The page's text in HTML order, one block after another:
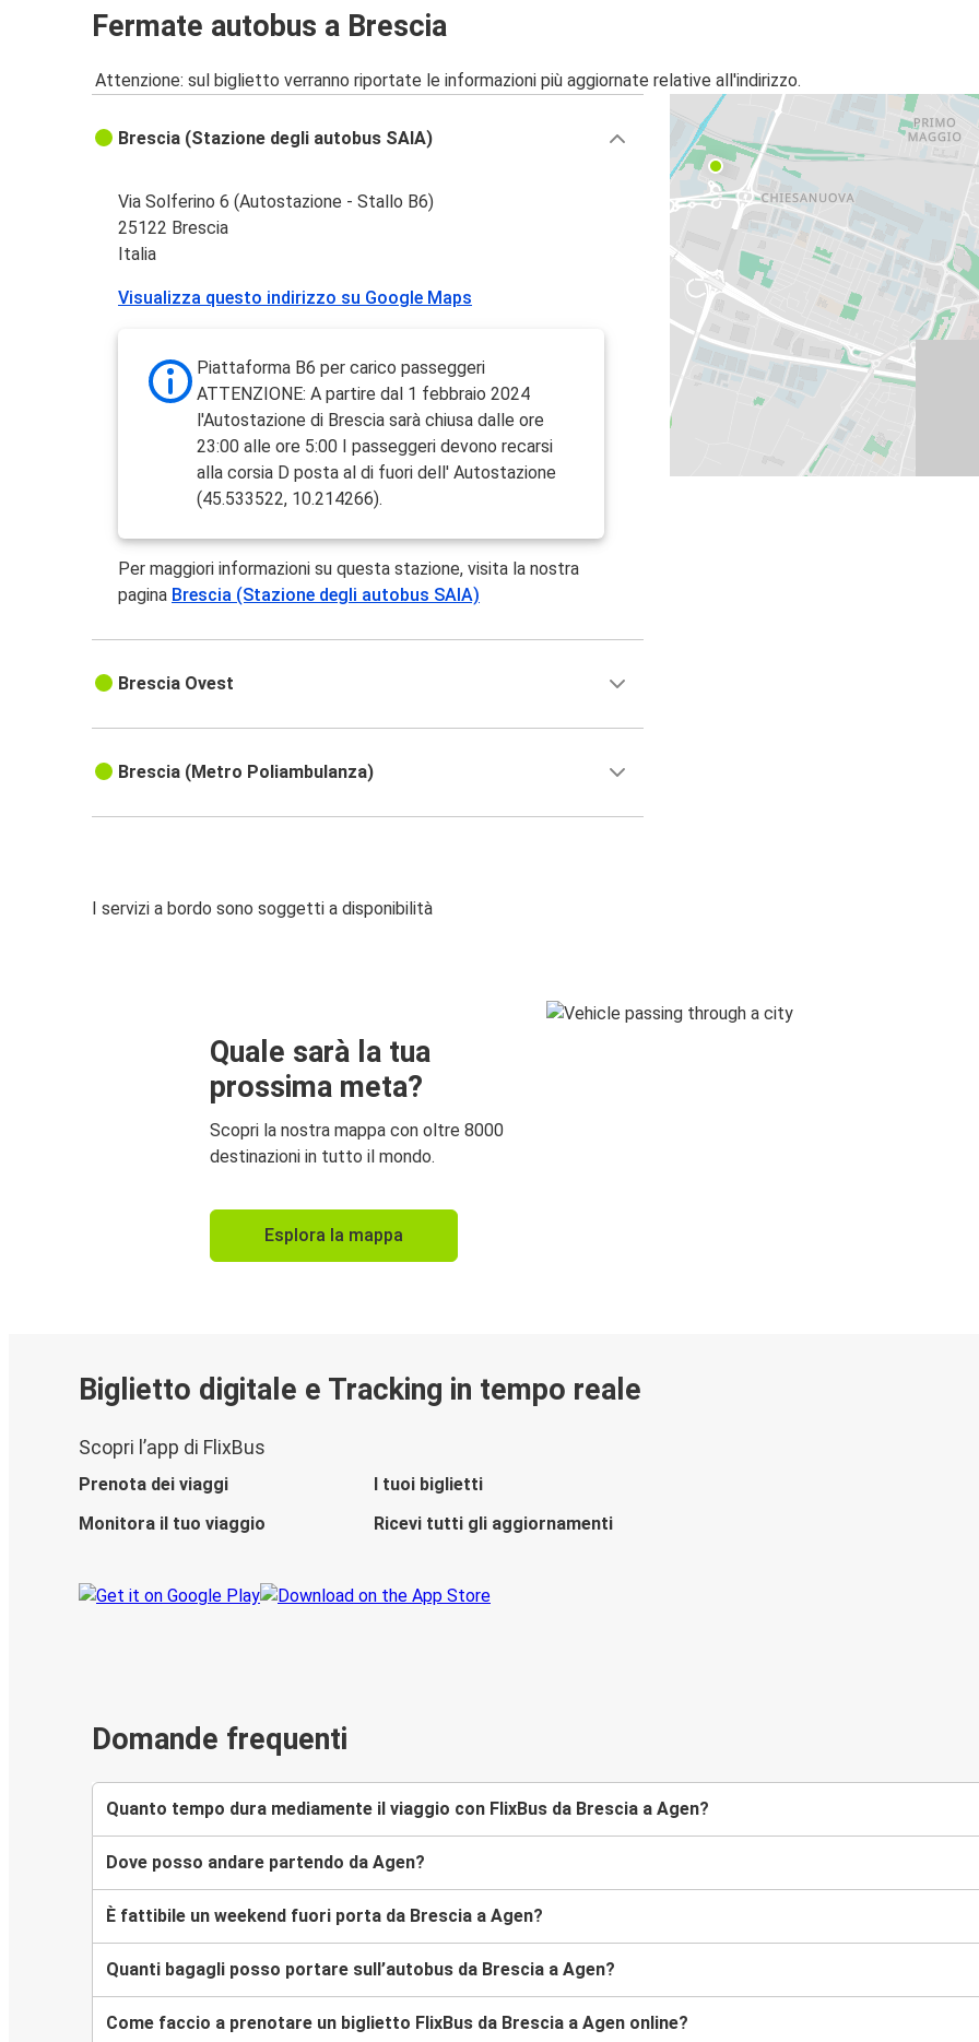
Fermate autobus a Brescia
Attenzione: sul biglietto verranno riportate le informazioni più aggiornate relative all'indirizzo.
Brescia (Stazione degli autobus SAIA)
Via Solferino 6 (Autostazione - Stallo B6)
25122 Brescia
Italia
Visualizza questo indirizzo su Google Maps
Piattaforma B6 per carico passeggeri
ATTENZIONE: A partire dal 1 febbraio 2024
l'Autostazione di Brescia sarà chiusa dalle ore
23:00 alle ore 5:00 I passeggeri devono recarsi
alla corsia D posta al di fuori dell' Autostazione
(45.533522, 10.214266).
Per maggiori informazioni su questa stazione, visita la nostra
pagina Brescia (Stazione degli autobus SAIA)
Brescia Ovest
Brescia (Metro Poliambulanza)
I servizi a bordo sono soggetti a disponibilità
Quale sarà la tua
prossima meta?
Scopri la nostra mappa con oltre 8000
destinazioni in tutto il mondo.
Esplora la mappa
Biglietto digitale e Tracking in tempo reale
Scopri l’app di FlixBus
Prenota dei viaggi
I tuoi biglietti
Monitora il tuo viaggio
Ricevi tutti gli aggiornamenti
Domande frequenti
Quanto tempo dura mediamente il viaggio con FlixBus da Brescia a Agen?
Dove posso andare partendo da Agen?
È fattibile un weekend fuori porta da Brescia a Agen?
Quanti bagagli posso portare sull’autobus da Brescia a Agen?
Come faccio a prenotare un biglietto FlixBus da Brescia a Agen online?